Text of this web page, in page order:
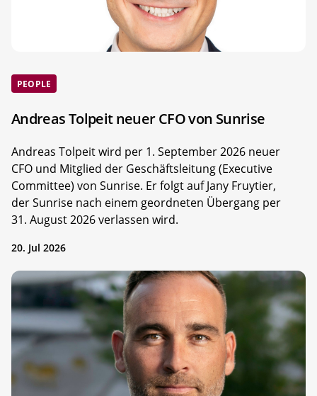
PEOPLE
Andreas Tolpeit neuer CFO von Sunrise
Andreas Tolpeit wird per 1. September 2026 neuer
CFO und Mitglied der Geschäftsleitung (Executive
Committee) von Sunrise. Er folgt auf Jany Fruytier,
der Sunrise nach einem geordneten Übergang per
31. August 2026 verlassen wird.
20. Jul 2026